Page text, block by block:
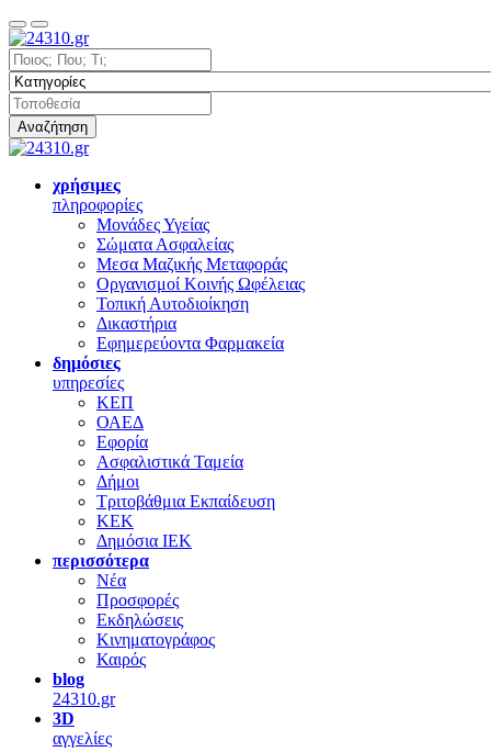
Αναζήτηση
χρήσιμες
πληροφορίες
Μονάδες Υγείας
Σώματα Ασφαλείας
Μεσα Μαζικής Μεταφοράς
Οργανισμοί Κοινής Ωφέλειας
Τοπική Αυτοδιοίκηση
Δικαστήρια
Εφημερεύοντα Φαρμακεία
δημόσιες
υπηρεσίες
ΚΕΠ
ΟΑΕΔ
Εφορία
Ασφαλιστικά Ταμεία
Δήμοι
Τριτοβάθμια Εκπαίδευση
ΚΕΚ
Δημόσια ΙΕΚ
περισσότερα
Νέα
Προσφορές
Εκδηλώσεις
Κινηματογράφος
Καιρός
blog
24310.gr
3D
αγγελίες